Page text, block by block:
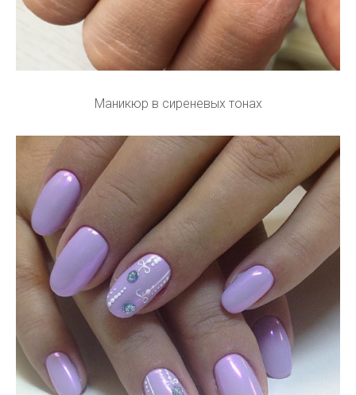
Маникюр в сиреневых тонах